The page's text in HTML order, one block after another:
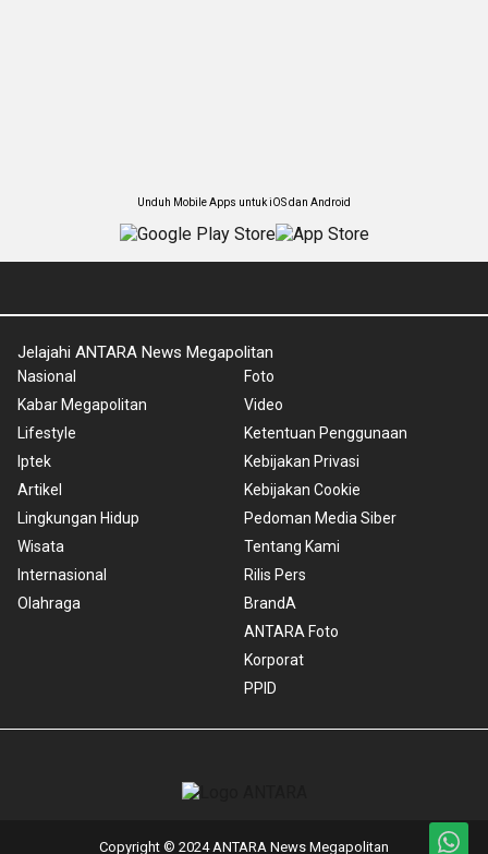
Unduh Mobile Apps untuk iOS dan Android
Jelajahi ANTARA News Megapolitan
Nasional
Kabar Megapolitan
Lifestyle
Iptek
Artikel
Lingkungan Hidup
Wisata
Internasional
Olahraga
Foto
Video
Ketentuan Penggunaan
Kebijakan Privasi
Kebijakan Cookie
Pedoman Media Siber
Tentang Kami
Rilis Pers
BrandA
ANTARA Foto
Korporat
PPID
Copyright © 2024 ANTARA News Megapolitan